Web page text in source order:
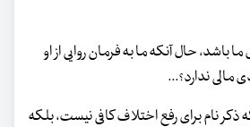
باشد، حال آنکه ما به فرمان روایی از او
مالی ندارد؟...
ذکر نام برای رفع اختلاف کافی نیست، بلکه